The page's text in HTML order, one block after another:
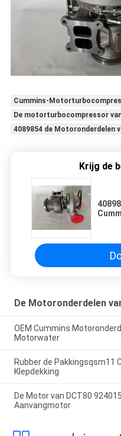
Cummins-
De motorturbocompressor
4089854 de Motoronderdelen
Krijg de
De Motoronderdelen
OEM Cummins
Motorwater
Rubber de Pakkingsqsm11
Klepdekking
De Motor van DCT80
Aanvangmotor